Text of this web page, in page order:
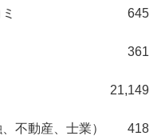
645
361
21,149
不動産、士業） 418